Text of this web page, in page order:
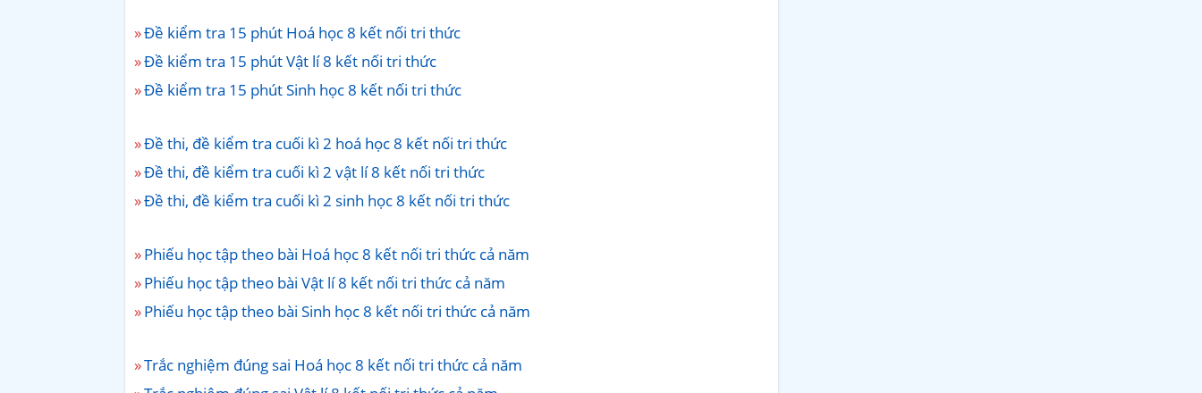
Đề kiểm tra 15 phút Hoá học 8 kết nối tri thức
Đề kiểm tra 15 phút Vật lí 8 kết nối tri thức
Đề kiểm tra 15 phút Sinh học 8 kết nối tri thức
Đề thi, đề kiểm tra cuối kì 2 hoá học 8 kết nối tri thức
Đề thi, đề kiểm tra cuối kì 2 vật lí 8 kết nối tri thức
Đề thi, đề kiểm tra cuối kì 2 sinh học 8 kết nối tri thức
Phiếu học tập theo bài Hoá học 8 kết nối tri thức cả năm
Phiếu học tập theo bài Vật lí 8 kết nối tri thức cả năm
Phiếu học tập theo bài Sinh học 8 kết nối tri thức cả năm
Trắc nghiệm đúng sai Hoá học 8 kết nối tri thức cả năm